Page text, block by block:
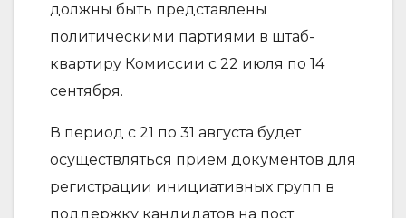
должны быть представлены
политическими партиями в штаб-
квартиру Комиссии с 22 июля по 14
сентября.
В период с 21 по 31 августа будет
осуществляться прием документов для
регистрации инициативных групп в
поддержку кандидатов на пост